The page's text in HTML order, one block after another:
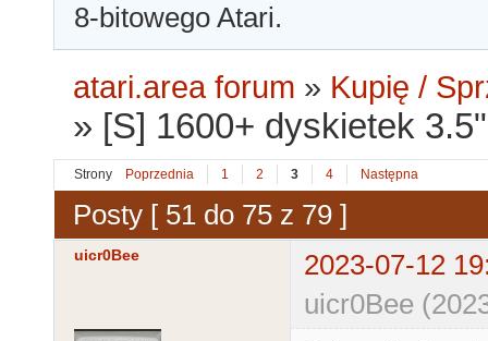
8-bitowego Atari.
atari.area forum » Kupię /
» [S] 1600+ dyskietek
Strony Poprzednia 1 2 3 4 Następna
Posty [ 51 do 75 z 79 ]
uicr0Bee
2023-07-12
uicr0Bee